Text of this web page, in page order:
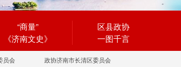
“商量”
《济南文史》
区县政协
一图千言
员会
政协济南市长清区委员会